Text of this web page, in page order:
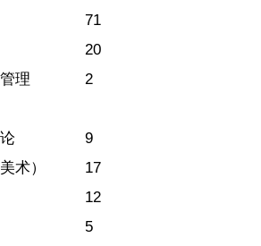
71
20
理
2
9
术）
17
12
5